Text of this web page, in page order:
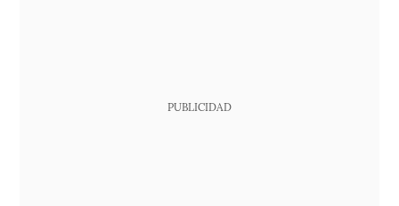
PUBLICIDAD